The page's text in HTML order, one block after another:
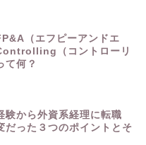
（エフピーアンドエ
（コントローリ
て何？
験から外資系経理に転職
だった３つのポイントとそ